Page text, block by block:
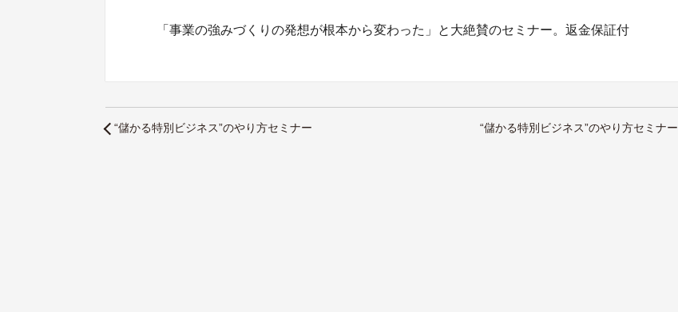
「事業の強みづくりの発想が根本から変わった」と大絶賛のセミナー。返金保証付
“儲かる特別ビジネス”のやり方セミナー “儲かる特別ビジネス”のやり方セミナー